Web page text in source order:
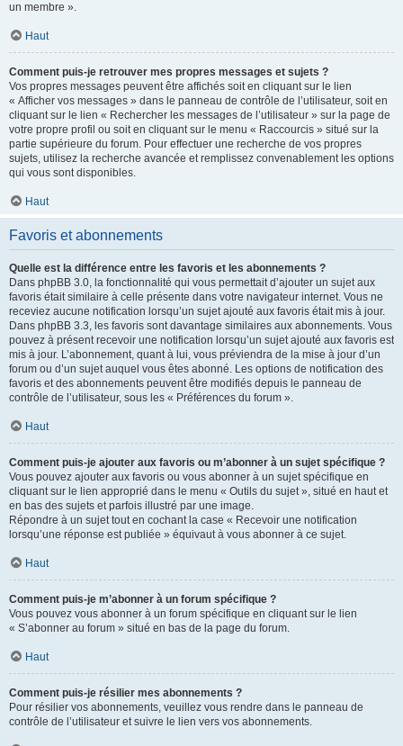
un membre ».
Haut
Comment puis-je retrouver mes propres messages et sujets ?
Vos propres messages peuvent être affichés soit en cliquant sur le lien
« Afficher vos messages » dans le panneau de contrôle de l’utilisateur, soit en
cliquant sur le lien « Rechercher les messages de l’utilisateur » sur la page de
votre propre profil ou soit en cliquant sur le menu « Raccourcis » situé sur la
partie supérieure du forum. Pour effectuer une recherche de vos propres
sujets, utilisez la recherche avancée et remplissez convenablement les options
qui vous sont disponibles.
Haut
Favoris et abonnements
Quelle est la différence entre les favoris et les abonnements ?
Dans phpBB 3.0, la fonctionnalité qui vous permettait d’ajouter un sujet aux
favoris était similaire à celle présente dans votre navigateur internet. Vous ne
receviez aucune notification lorsqu’un sujet ajouté aux favoris était mis à jour.
Dans phpBB 3.3, les favoris sont davantage similaires aux abonnements. Vous
pouvez à présent recevoir une notification lorsqu’un sujet ajouté aux favoris est
mis à jour. L’abonnement, quant à lui, vous préviendra de la mise à jour d’un
forum ou d’un sujet auquel vous êtes abonné. Les options de notification des
favoris et des abonnements peuvent être modifiés depuis le panneau de
contrôle de l’utilisateur, sous les « Préférences du forum ».
Haut
Comment puis-je ajouter aux favoris ou m’abonner à un sujet spécifique ?
Vous pouvez ajouter aux favoris ou vous abonner à un sujet spécifique en
cliquant sur le lien approprié dans le menu « Outils du sujet », situé en haut et
en bas des sujets et parfois illustré par une image.
Répondre à un sujet tout en cochant la case « Recevoir une notification
lorsqu’une réponse est publiée » équivaut à vous abonner à ce sujet.
Haut
Comment puis-je m’abonner à un forum spécifique ?
Vous pouvez vous abonner à un forum spécifique en cliquant sur le lien
« S’abonner au forum » situé en bas de la page du forum.
Haut
Comment puis-je résilier mes abonnements ?
Pour résilier vos abonnements, veuillez vous rendre dans le panneau de
contrôle de l’utilisateur et suivre le lien vers vos abonnements.